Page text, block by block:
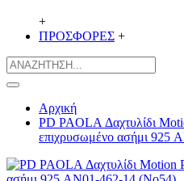
+
ΠΡΟΣΦΟΡΕΣ +
Αρχική
PD PAOLA Δαχτυλίδι
επιχρυσωμένο ασήμι 925